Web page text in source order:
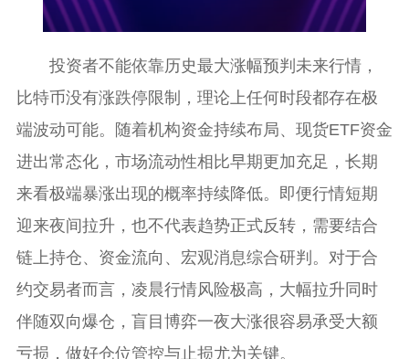
投资者不能依靠历史最大涨幅预判未来行情，
比特币没有涨跌停限制，理论上任何时段都存在极
端波动可能。随着机构资金持续布局、现货ETF资金
进出常态化，市场流动性相比早期更加充足，长期
来看极端暴涨出现的概率持续降低。即便行情短期
迎来夜间拉升，也不代表趋势正式反转，需要结合
链上持仓、资金流向、宏观消息综合研判。对于合
约交易者而言，凌晨行情风险极高，大幅拉升同时
伴随双向爆仓，盲目博弈一夜大涨很容易承受大额
亏损，做好仓位管控与止损尤为关键。